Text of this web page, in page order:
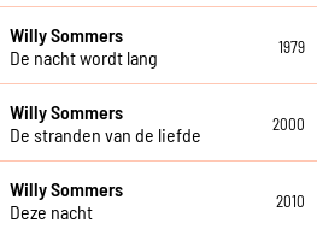
Willy Sommers
De nacht wordt lang
1979
Willy Sommers
De stranden van de liefde
2000
Willy Sommers
Deze nacht
2010